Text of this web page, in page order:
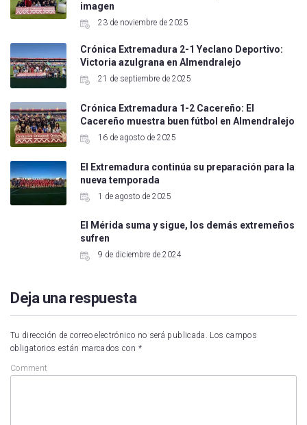
imagen
23 de noviembre de 2025
Crónica Extremadura 2-1 Yeclano Deportivo:
Victoria azulgrana en Almendralejo
21 de septiembre de 2025
Crónica Extremadura 1-2 Cacereño: El
Cacereño muestra buen fútbol en Almendralejo
16 de agosto de 2025
El Extremadura continúa su preparación para la
nueva temporada
1 de agosto de 2025
El Mérida suma y sigue, los demás extremeños
sufren
9 de diciembre de 2024
Deja una respuesta
Tu dirección de correo electrónico no será publicada. Los campos
obligatorios están marcados con *
Comment